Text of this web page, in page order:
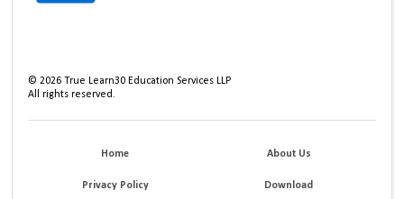
©2026 True Learn30 Education Services LLP
All rights reserved.
Home About Us
Privacy Policy Download